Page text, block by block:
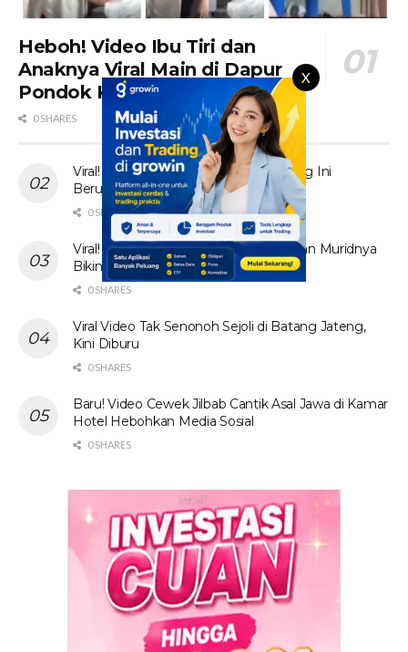
X
Heboh! Video Ibu Tiri dan
Anaknya Viral Main di Dapur
Pondok Kebun Sawit
0 SHARES
Viral! Tante Prank Ojol di Kolam Renang Ini
Berujung Tak Terduga
0 SHARES
Viral! Video Ibu Guru Bahasa Inggris dan Muridnya
Bikin Heboh Jagat Maya
0 SHARES
Viral Video Tak Senonoh Sejoli di Batang Jateng,
Kini Diburu
0 SHARES
Baru! Video Cewek Jilbab Cantik Asal Jawa di Kamar
Hotel Hebohkan Media Sosial
0 SHARES